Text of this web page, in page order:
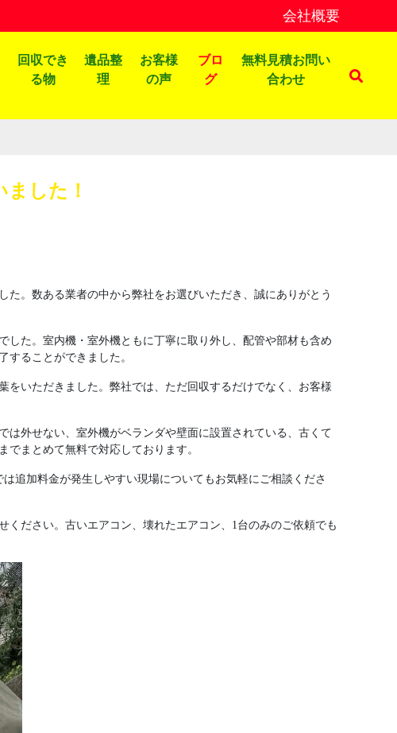
会社概要
回収でき
る物
遺品整
理
お客様
の声
ブロ
グ
無料見積お問い
合わせ
した！
。数ある業者の中から弊社をお選びいただき、誠にありがとう
た。室内機・室外機ともに丁寧に取り外し、配管や部材も含め
することができました。
いただきました。弊社では、ただ回収するだけでなく、お客様
は外せない、室外機がベランダや壁面に設置されている、古くて
まとめて無料で対応しております。
追加料金が発生しやすい現場についてもお気軽にご相談くださ
ださい。古いエアコン、壊れたエアコン、1台のみのご依頼でも